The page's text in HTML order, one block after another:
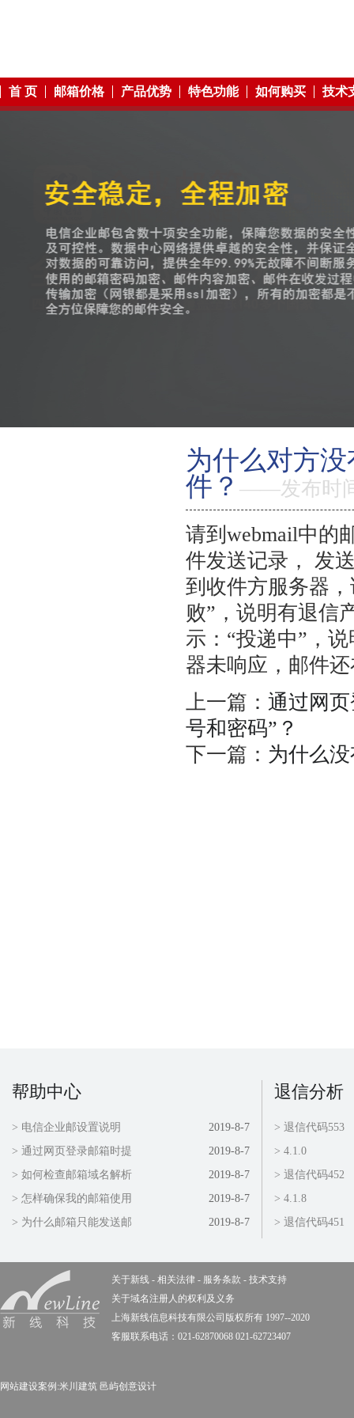
首 页 邮箱价格 产品优势 特色功能 如何购买 技术
为什么对方
件？ ——发布时
请到webmail中的
件发送记录， 发
到收件方服务器
败”，说明有退信
示：“投递中”，
器未响应，邮件
上一篇： 通过网
号和密码”？
下一篇： 为什么
帮助中心
2019-8-7
> 电信企业邮设置说明
2019-8-7
> 通过网页登录邮箱时提
2019-8-7
> 如何检查邮箱域名解析
2019-8-7
> 怎样确保我的邮箱使用
2019-8-7
> 为什么邮箱只能发送邮
退信分析
> 退信代码553
> 4.1.0
> 退信代码452
> 4.1.8
> 退信代码451
关于新线 - 相关法律 - 服务条款 - 技术支持
关于域名注册人的权利及义务
上海新线信息科技有限公司版权所有 1997--2020
客服联系电话：021-62870068 021-62723407
网站建设案例:米川建筑 邑屿创意设计